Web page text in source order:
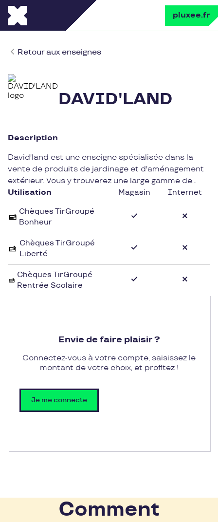
pluxee.fr
Retour aux enseignes
DAVID'LAND
Description
David'land est une enseigne spécialisée dans la
vente de produits de jardinage et d'aménagement
extérieur. Vous y trouverez une large gamme de
plantes, d'outils de jardinage et de mobilier
large choix de produits de qualité, David'land est
l'adresse incontournable des amateurs de
jardinage.
Grâce aux chèques cadeau de Pluxee Cadeaux,
vous pourrez vous offrir tout ce dont vous avez
besoin pour entretenir et aménager votre jardin
Rendez-vous chez David'land pour donner vie à vos
projets d'aménagement extérieur en toute
simplicité.
Utilisation Magasin Internet
Chèques TirGroupé
Bonheur
Chèques TirGroupé
Liberté
Chèques TirGroupé
Rentrée Scolaire
Envie de faire plaisir ?
Connectez-vous à votre compte, saisissez le
montant de votre choix, et profitez !
Je me connecte
Comment